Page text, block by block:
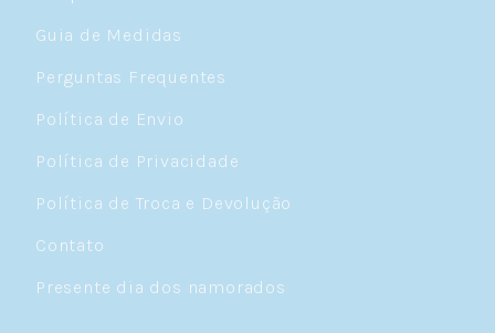
Guia de Medidas
Perguntas Frequentes
Política de Envio
Política de Privacidade
Política de Troca e Devolução
Contato
Presente dia dos namorados